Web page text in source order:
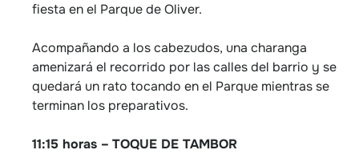
fiesta en el Parque de Oliver.
Acompañando a los cabezudos, una charanga
amenizará el recorrido por las calles del barrio y se
quedará un rato tocando en el Parque mientras se
terminan los preparativos.
11:15 horas – TOQUE DE TAMBOR